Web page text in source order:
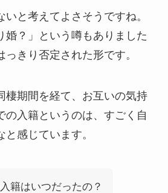
と考えてよさそうですね。
婚？」という噂もありました
きり否定された形です。
棲期間を経て、お互いの気持
の入籍というのは、すごく自
感じています。
籍はいつだったの？